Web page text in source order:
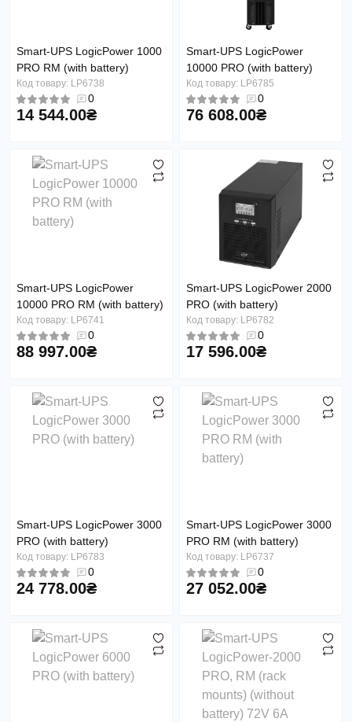
Smart-UPS LogicPower 1000
PRO RM (with battery)
Код товару: LP6738
0
14 544.00₴
Smart-UPS LogicPower
10000 PRO (with battery)
Код товару: LP6785
0
76 608.00₴
Smart-UPS LogicPower
10000 PRO RM (with battery)
Код товару: LP6741
0
88 997.00₴
Smart-UPS LogicPower 2000
PRO (with battery)
Код товару: LP6782
0
17 596.00₴
Smart-UPS LogicPower 3000
PRO (with battery)
Код товару: LP6783
0
24 778.00₴
Smart-UPS LogicPower 3000
PRO RM (with battery)
Код товару: LP6737
0
27 052.00₴